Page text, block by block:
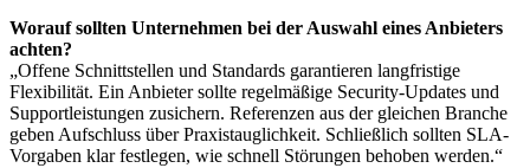
Worauf sollten Unternehmen bei der Auswahl eines Anbieters
achten?
„Offene Schnittstellen und Standards garantieren langfristige
Flexibilität. Ein Anbieter sollte regelmäßige Security-Updates und
Supportleistungen zusichern. Referenzen aus der gleichen Branche
geben Aufschluss über Praxistauglichkeit. Schließlich sollten SLA-
Vorgaben klar festlegen, wie schnell Störungen behoben werden.“